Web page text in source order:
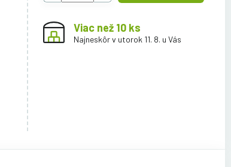
Viac než 10 ks
Najneskôr v utorok 11. 8. u Vás